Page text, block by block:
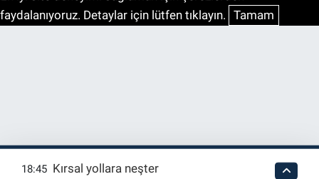
faydalanıyoruz. Detaylar için lütfen tıklayın. Tamam
18:45 Kırsal yollara neşter